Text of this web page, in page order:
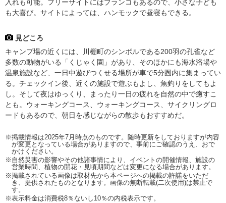
入れも可能。フリーサイトにはブランコもあるので、小さな子ども
も大喜び。サイトによっては、ハンモックで昼寝もできる。
見どころ
キャンプ場の近くには、川棚町のシンボルである200羽の孔雀など
多数の動物がいる「くじゃく園」があり、そのほかにも海水浴場や
温泉施設など、一日中遊びつくせる場所が車で5分圏内に集まってい
る。チェックイン後、近くの施設で遊ぶもよし、魚釣りをしてもよ
し。そして夜はゆっくり、まったり一日の疲れを自然の中で癒すこ
とも。ウォーキングコース、ウォーキングコース、サイクリングロ
ードもあるので、朝日を感じながらの散歩もおすすめだ。
※掲載情報は2025年7月時点のものです。随時更新をしておりますが内容
が変更となっている場合がありますので、事前にご確認のうえ、おで
かけください。
※自然災害の影響やその他諸事情により、イベントの開催情報、施設の
営業時間、植物の開花・見頃期間などは変更になる場合があります。
※掲載されている画像は取材先から本ページへの掲載の許諾をいただ
き、提供されたものとなります。画像の無断転載(二次使用)は禁止で
す。
※表示料金は消費税8％ないし10％の内税表示です。